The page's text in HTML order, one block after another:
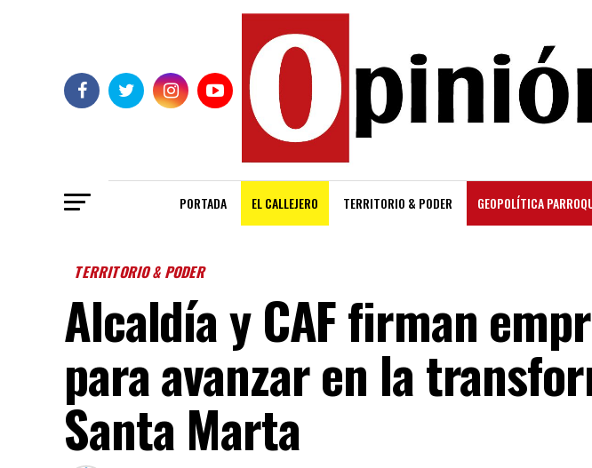
PORTADA EL CALLEJERO TERRITORIO & PODER GEOPOLÍTICA
TERRITORIO & PODER
Alcaldía y CAF firman
para avanzar en la
Santa Marta